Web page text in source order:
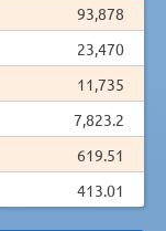
93,878
23,470
11,735
7,823.2
619.51
413.01